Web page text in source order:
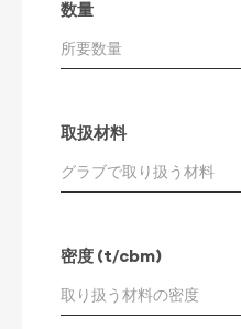
数量
取扱材料
密度 (t/cbm)